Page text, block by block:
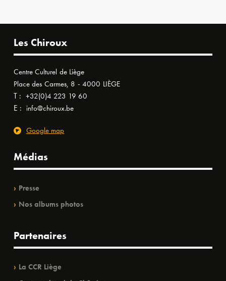
Les Chiroux
Centre Culturel de Liège
Place des Carmes, 8 - 4000 LIÈGE
T : +32(0)4 223 19 60
E : info@chiroux.be
Google map
Médias
Presse
Nos albums photos
Partenaires
La CCR Liège